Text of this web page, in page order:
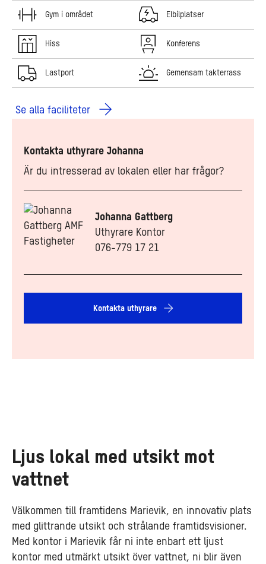
Gym i området Elbilplatser
Hiss Konferens
Lastport Gemensam takterrass
Se alla faciliteter
Kontakta uthyrare Johanna
Är du intresserad av lokalen eller har frågor?
Johanna Gattberg
Uthyrare Kontor
076-779 17 21
Kontakta uthyrare
Ljus lokal med utsikt mot
vattnet
Välkommen till framtidens Marievik, en innovativ plats
med glittrande utsikt och strålande framtidsvisioner.
Med kontor i Marievik får ni inte enbart ett ljust
kontor med utmärkt utsikt över vattnet, ni blir även